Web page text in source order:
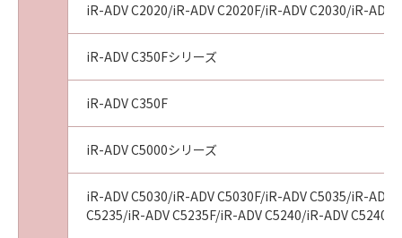
iR-ADV C2020/iR-ADV C2020F/iR-ADV C2030/iR-
iR-ADV C350Fシリーズ
iR-ADV C350F
iR-ADV C5000シリーズ
iR-ADV C5030/iR-ADV C5030F/iR-ADV C5035/iR-
C5235/iR-ADV C5235F/iR-ADV C5240/iR-ADV